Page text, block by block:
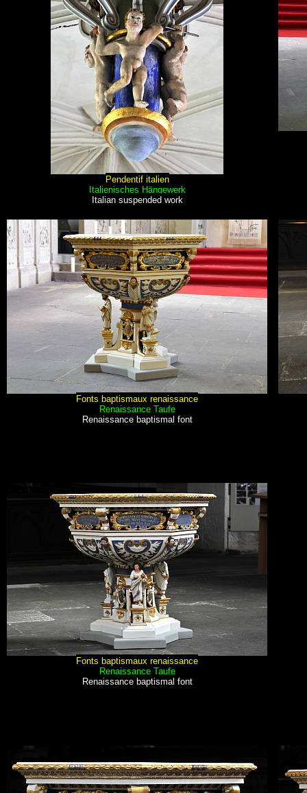
Pendentif italien
Italienisches Hängewerk
Italian suspended work
Fonts baptismaux renaissance
Renaissance Taufe
Renaissance baptismal font
Fonts baptismaux renaissance
Renaissance Taufe
Renaissance baptismal font